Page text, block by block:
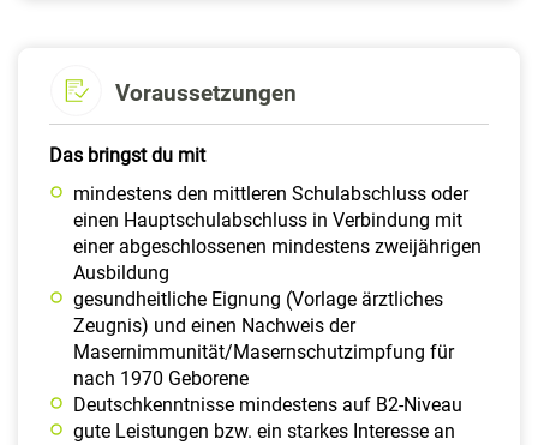
Voraussetzungen
Das bringst du mit
mindestens den mittleren Schulabschluss oder
einen Hauptschulabschluss in Verbindung mit
einer abgeschlossenen mindestens zweijährigen
Ausbildung
gesundheitliche Eignung (Vorlage ärztliches
Zeugnis) und einen Nachweis der
Masernimmunität/Masernschutzimpfung für
nach 1970 Geborene
Deutschkenntnisse mindestens auf B2-Niveau
gute Leistungen bzw. ein starkes Interesse an